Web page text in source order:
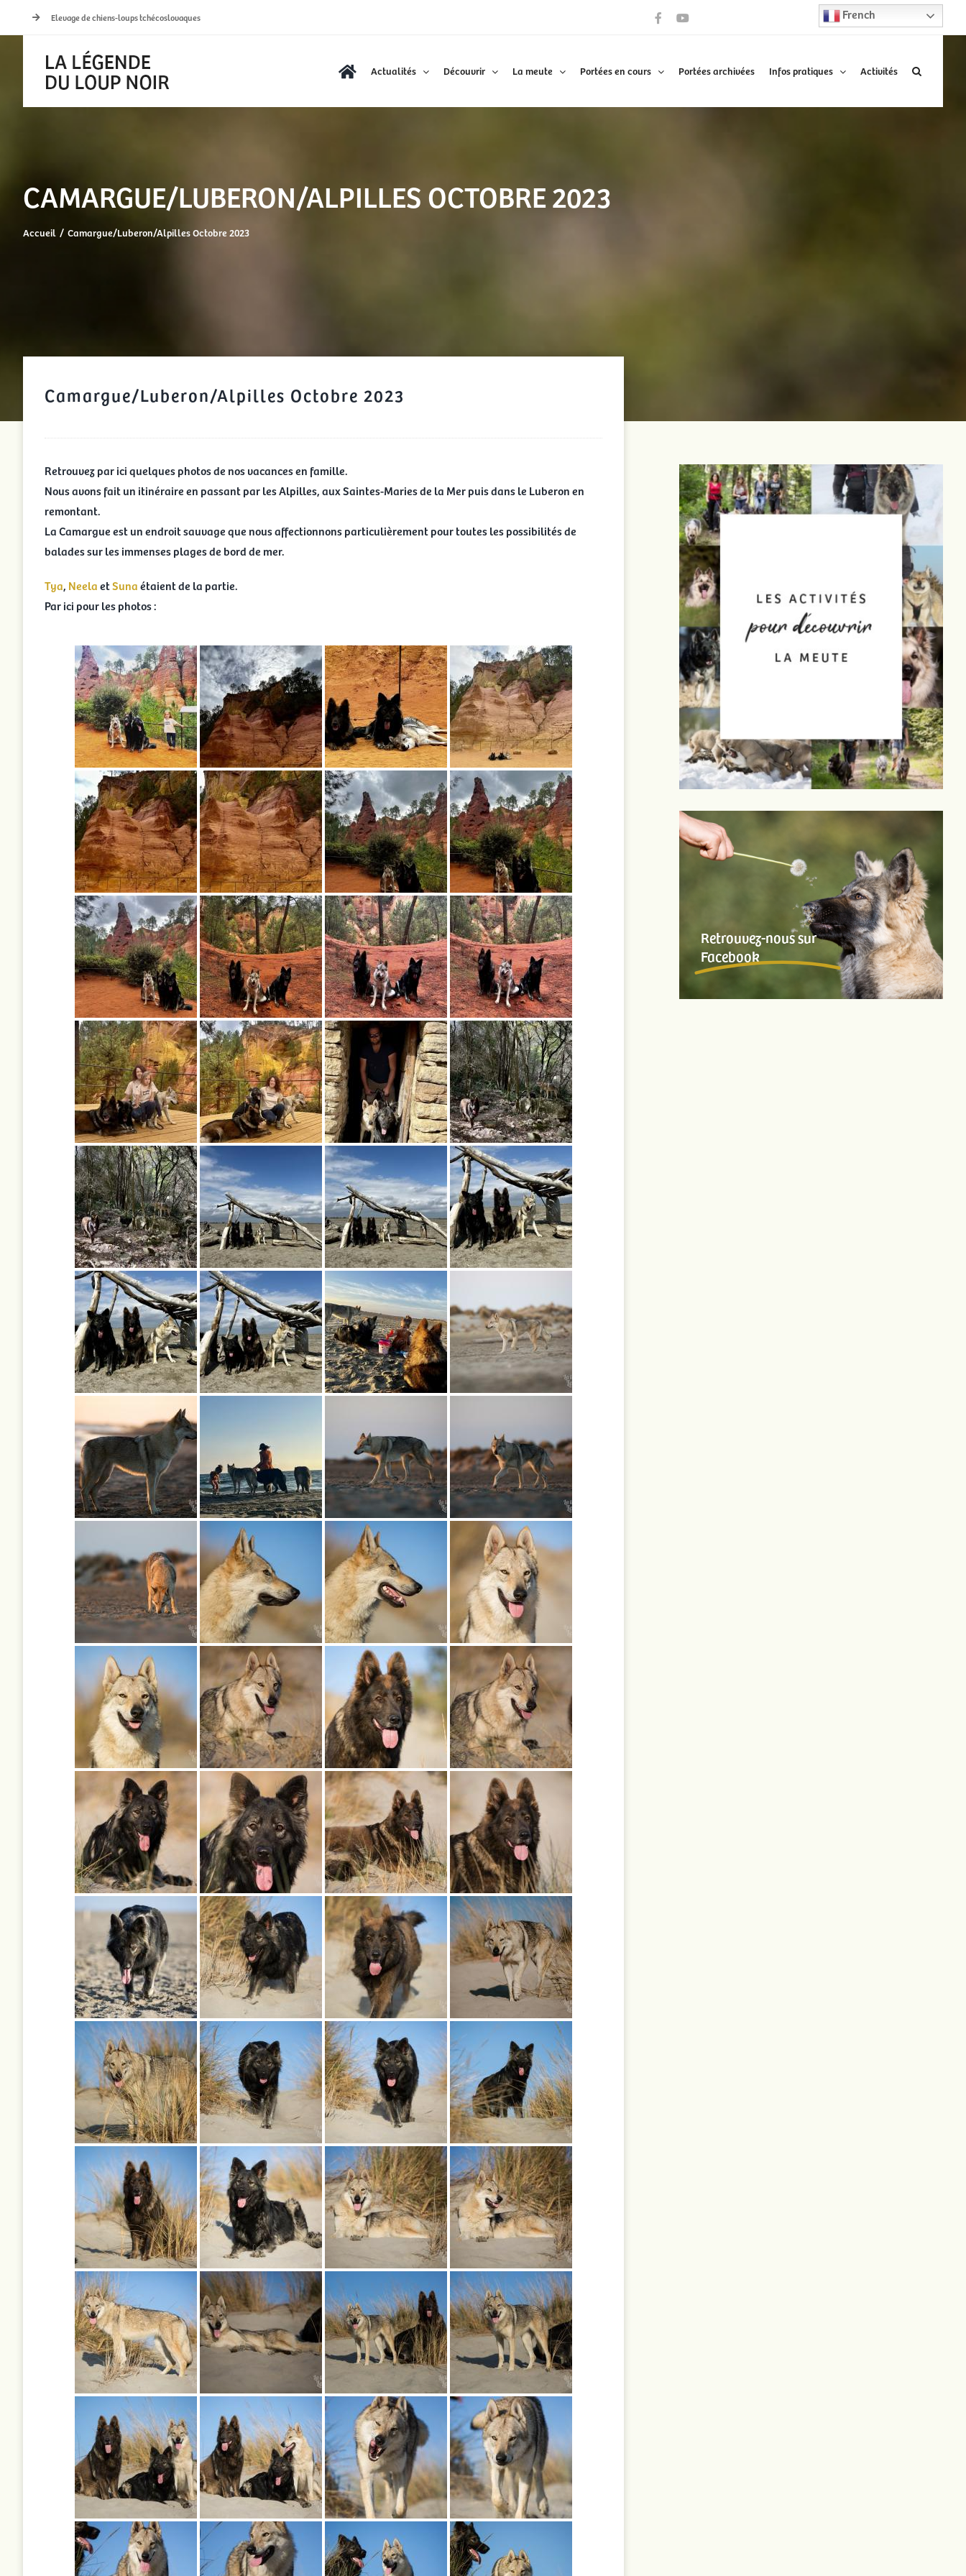
Elevage de chiens-loups tchécoslovaques French
Facebook
Actualités Découvrir La meute Portées en cours Portées archivées Infos pratiques Activités
CAMARGUE/LUBERON/ALPILLES OCTOBRE 2023
Accueil Camargue/Luberon/Alpilles Octobre 2023
Camargue/Luberon/Alpilles Octobre 2023
Retrouvez par ici quelques photos de nos vacances en famille.
Nous avons fait un itinéraire en passant par les Alpilles, aux Saintes-Maries de la Mer puis dans le Luberon en
remontant.
La Camargue est un endroit sauvage que nous affectionnons particulièrement pour toutes les possibilités de
balades sur les immenses plages de bord de mer.
Tya, NeelaetSunaétaient de la partie.
Par ici pour les photos :
Retrouvez-nous sur
Facebook